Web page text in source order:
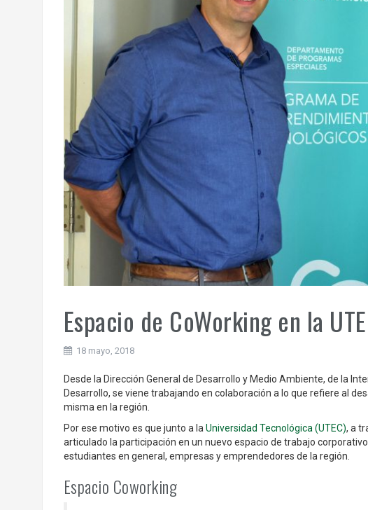
Espacio de CoWorking en la
18 mayo, 2018
Desde la Dirección General de Desarrollo y Medio Ambiente, de la
Desarrollo, se viene trabajando en colaboración a lo que refiere al
misma en la región.
Por ese motivo es que junto a laUniversidad Tecnológica (UTEC), a
articulado la participación en un nuevo espacio de trabajo
estudiantes en general, empresas y emprendedores de la región.
Espacio Coworking